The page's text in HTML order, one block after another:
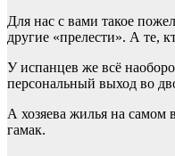
Для нас с вами такое
другие «прелести». А те,
У испанцев же всё
персональный выход во
А хозяева жилья на самом
гамак.